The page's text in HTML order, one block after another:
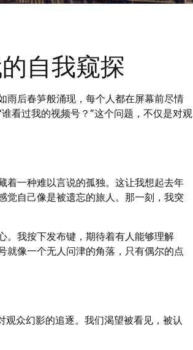
自我窥探
雨后春笋般涌现，每个人都在屏幕前尽情
看过我的视频号？”这个问题，不仅是对观
着一种难以言说的孤独。这让我想起去年
觉自己像是被遗忘的旅人。那一刻，我突
。我按下发布键，期待着有人能够理解
就像一个无人问津的角落，只有偶尔的点
众幻影的追逐。我们渴望被看见，被认